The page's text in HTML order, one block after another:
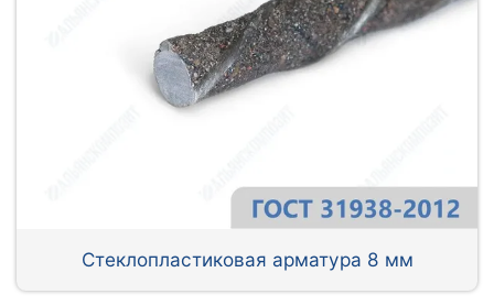
Стеклопластиковая арматура 8 мм